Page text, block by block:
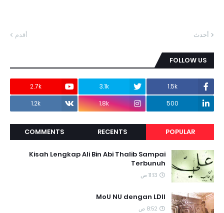
أحدث أقدم
FOLLOW US
1.5k
3.1k
2.7k
500
1.8k
1.2k
POPULAR
RECENTS
COMMENTS
Kisah Lengkap Ali Bin Abi Thalib Sampai
Terbunuh
11:13 ص
MoU NU dengan LDII
8:52 ص